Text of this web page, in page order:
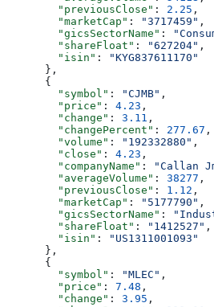
        "previousClose"
: 2.25 ,
        "marketCap"
: "3717459" ,
        "gicsSectorName"
:
        "shareFloat"
: "627204" ,
        "isin"
:
"KYG837611170"
      },
      {
        "symbol"
: "CJMB" ,
        "price"
: 4.23 ,
        "change"
: 3.11 ,
        "changePercent"
: 277.67 ,
        "volume"
: "192332880" ,
        "close"
: 4.23 ,
        "companyName"
: "Callan
        "averageVolume"
: 38277 ,
        "previousClose"
: 1.12 ,
        "marketCap"
: "5177790" ,
        "gicsSectorName"
:
        "shareFloat"
: "1412527" ,
        "isin"
:
"US1311001093"
      },
      {
        "symbol"
: "MLEC" ,
        "price"
: 7.48 ,
        "change"
: 3.95 ,